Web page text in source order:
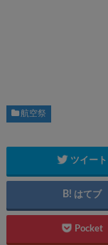
航空祭
ツイート
はてブ
Pocket